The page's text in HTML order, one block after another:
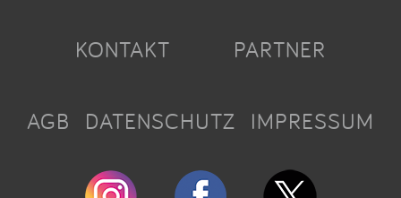
KONTAKT PARTNER
AGB DATENSCHUTZ IMPRESSUM